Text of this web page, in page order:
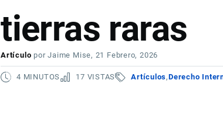
tierras raras
Artículo porJaime Mise, 21 Febrero, 2026
4 MINUTOS 17 VISTAS Artículos Derecho